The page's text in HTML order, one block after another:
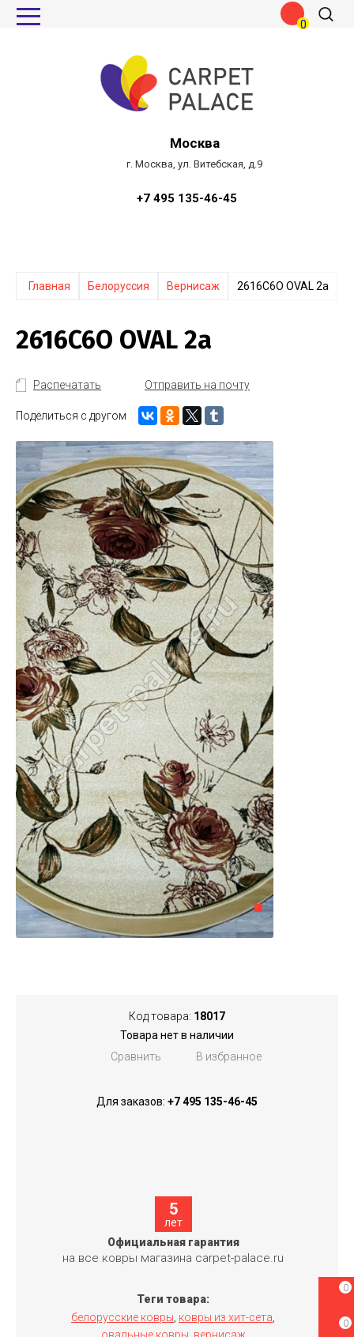
0
Москва
г. Москва, ул. Витебская, д.9
+7 495 135-46-45
Главная Белоруссия Вернисаж 2616C6O OVAL 2a
2616C6O OVAL 2a
Распечатать Отправить на почту
Поделиться с другом
Код товара: 18017
Товара нет в наличии
Сравнить
В избранное
Для заказов: +7 495 135-46-45
5
лет
Официальная гарантия
на все ковры магазина carpet-palace.ru
Теги товара:
белорусские ковры, ковры из хит-сета,
0
0